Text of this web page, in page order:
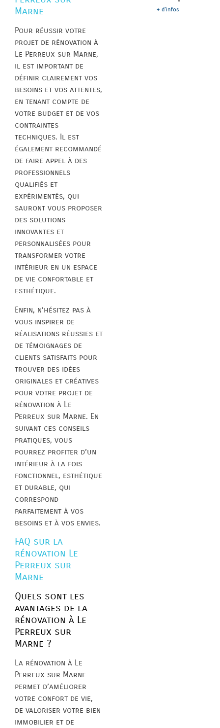
Marne
Pour réussir votre
projet de rénovation à
Le Perreux sur Marne,
il est important de
définir clairement vos
besoins et vos attentes,
en tenant compte de
votre budget et de vos
contraintes
techniques. Il est
également recommandé
de faire appel à des
professionnels
qualifiés et
expérimentés, qui
sauront vous proposer
des solutions
innovantes et
personnalisées pour
transformer votre
intérieur en un espace
de vie confortable et
esthétique.
Enfin, n’hésitez pas à
vous inspirer de
réalisations réussies et
de témoignages de
clients satisfaits pour
trouver des idées
originales et créatives
pour votre projet de
rénovation à Le
Perreux sur Marne. En
suivant ces conseils
pratiques, vous
pourrez profiter d’un
intérieur à la fois
fonctionnel, esthétique
et durable, qui
correspond
parfaitement à vos
besoins et à vos envies.
FAQ sur la
rénovation Le
Perreux sur
Marne
Quels sont les
avantages de la
rénovation à Le
Perreux sur
Marne ?
La rénovation à Le
Perreux sur Marne
permet d’améliorer
votre confort de vie,
de valoriser votre bien
immobilier et de
+ d'infos